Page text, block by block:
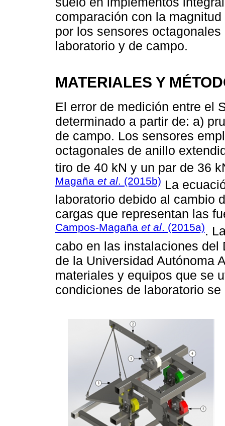
comparación con la
por los sensores
laboratorio y de campo.
MATERIALES Y
El error de medición entre el
determinado a partir de: a)
de campo. Los sensores
octagonales de anillo
tiro de 40 kN y un par de 36
Magaña et al. (2015b) La
laboratorio debido al cambio
cargas que representan las
Campos-Magaña et al. (2015a).
cabo en las instalaciones del
de la Universidad Autónoma
materiales y equipos que se
condiciones de laboratorio